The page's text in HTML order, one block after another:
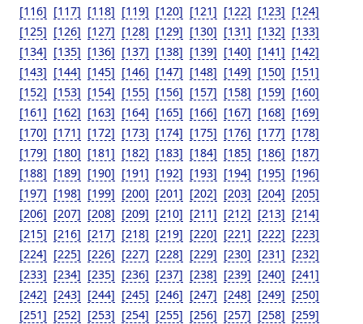
[116] [117] [118] [119] [120] [121] [122] [123] [124]
[125] [126] [127] [128] [129] [130] [131] [132] [133]
[134] [135] [136] [137] [138] [139] [140] [141] [142]
[143] [144] [145] [146] [147] [148] [149] [150] [151]
[152] [153] [154] [155] [156] [157] [158] [159] [160]
[161] [162] [163] [164] [165] [166] [167] [168] [169]
[170] [171] [172] [173] [174] [175] [176] [177] [178]
[179] [180] [181] [182] [183] [184] [185] [186] [187]
[188] [189] [190] [191] [192] [193] [194] [195] [196]
[197] [198] [199] [200] [201] [202] [203] [204] [205]
[206] [207] [208] [209] [210] [211] [212] [213] [214]
[215] [216] [217] [218] [219] [220] [221] [222] [223]
[224] [225] [226] [227] [228] [229] [230] [231] [232]
[233] [234] [235] [236] [237] [238] [239] [240] [241]
[242] [243] [244] [245] [246] [247] [248] [249] [250]
[251] [252] [253] [254] [255] [256] [257] [258] [259]